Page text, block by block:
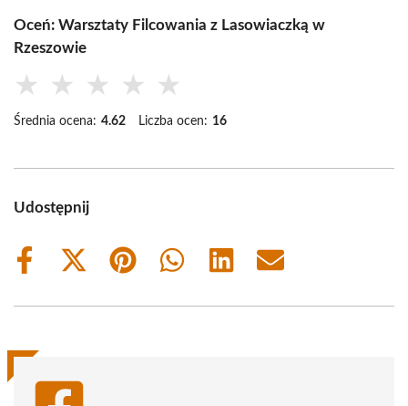
Oceń: Warsztaty Filcowania z Lasowiaczką w
Rzeszowie
★ ★ ★ ★ ★
Średnia ocena: 4.62 Liczba ocen: 16
Udostępnij
Share
Share
(Twitter)
Share
Share
Share
Share